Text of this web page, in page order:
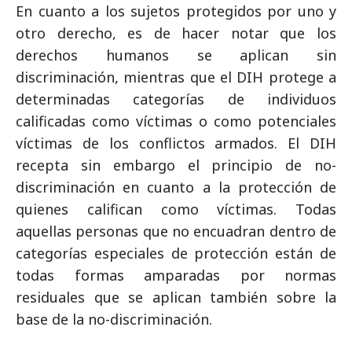
En cuanto a los sujetos protegidos por uno y
otro derecho, es de hacer notar que los
derechos humanos se aplican sin
discriminación, mientras que el DIH protege a
determinadas categorías de individuos
calificadas como víctimas o como potenciales
víctimas de los conflictos armados. El DIH
recepta sin embargo el principio de no-
discriminación en cuanto a la protección de
quienes califican como víctimas. Todas
aquellas personas que no encuadran dentro de
categorías especiales de protección están de
todas formas amparadas por normas
residuales que se aplican también sobre la
base de la no-discriminación.